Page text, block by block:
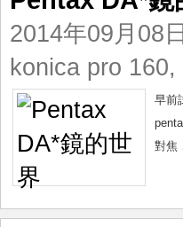
2014年09月08日
konica pro 160,
早前
對焦